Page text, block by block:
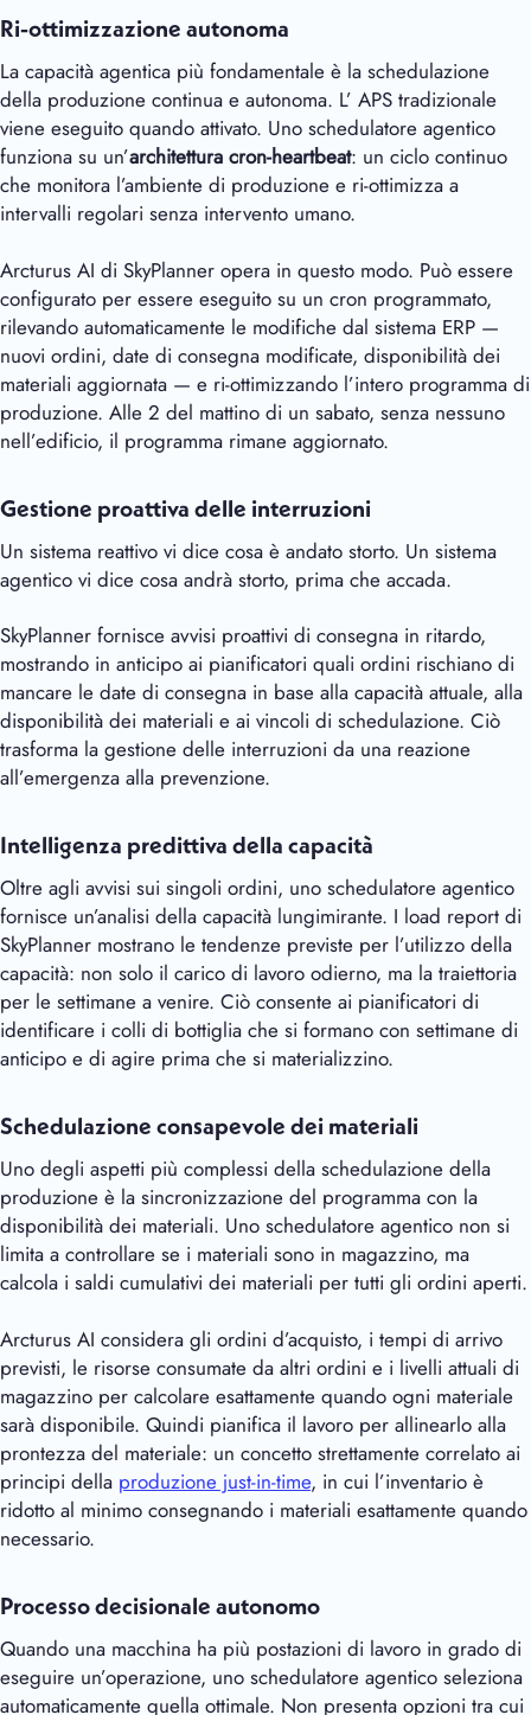
Ri-ottimizzazione autonoma
La capacità agentica più fondamentale è la schedulazione
della produzione continua e autonoma. L’ APS tradizionale
viene eseguito quando attivato. Uno schedulatore agentico
funziona su un’architettura cron-heartbeat: un ciclo continuo
che monitora l’ambiente di produzione e ri-ottimizza a
intervalli regolari senza intervento umano.
Arcturus AI di SkyPlanner opera in questo modo. Può essere
configurato per essere eseguito su un cron programmato,
rilevando automaticamente le modifiche dal sistema ERP —
nuovi ordini, date di consegna modificate, disponibilità dei
materiali aggiornata — e ri-ottimizzando l’intero programma di
produzione. Alle 2 del mattino di un sabato, senza nessuno
nell’edificio, il programma rimane aggiornato.
Gestione proattiva delle interruzioni
Un sistema reattivo vi dice cosa è andato storto. Un sistema
agentico vi dice cosa andrà storto, prima che accada.
SkyPlanner fornisce avvisi proattivi di consegna in ritardo,
mostrando in anticipo ai pianificatori quali ordini rischiano di
mancare le date di consegna in base alla capacità attuale, alla
disponibilità dei materiali e ai vincoli di schedulazione. Ciò
trasforma la gestione delle interruzioni da una reazione
all’emergenza alla prevenzione.
Intelligenza predittiva della capacità
Oltre agli avvisi sui singoli ordini, uno schedulatore agentico
fornisce un’analisi della capacità lungimirante. I load report di
SkyPlanner mostrano le tendenze previste per l’utilizzo della
capacità: non solo il carico di lavoro odierno, ma la traiettoria
per le settimane a venire. Ciò consente ai pianificatori di
identificare i colli di bottiglia che si formano con settimane di
anticipo e di agire prima che si materializzino.
Schedulazione consapevole dei materiali
Uno degli aspetti più complessi della schedulazione della
produzione è la sincronizzazione del programma con la
disponibilità dei materiali. Uno schedulatore agentico non si
limita a controllare se i materiali sono in magazzino, ma
calcola i saldi cumulativi dei materiali per tutti gli ordini aperti.
Arcturus AI considera gli ordini d’acquisto, i tempi di arrivo
previsti, le risorse consumate da altri ordini e i livelli attuali di
magazzino per calcolare esattamente quando ogni materiale
sarà disponibile. Quindi pianifica il lavoro per allinearlo alla
prontezza del materiale: un concetto strettamente correlato ai
principi della produzione just-in-time, in cui l’inventario è
ridotto al minimo consegnando i materiali esattamente quando
necessario.
Processo decisionale autonomo
Quando una macchina ha più postazioni di lavoro in grado di
eseguire un’operazione, uno schedulatore agentico seleziona
automaticamente quella ottimale. Non presenta opzioni tra cui